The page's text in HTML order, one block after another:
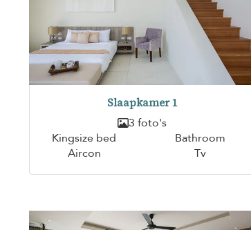
Slaapkamer 1
3 foto's
Kingsize bed
Bathroom
Aircon
Tv